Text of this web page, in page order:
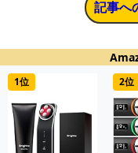
記事へ
1位 2位